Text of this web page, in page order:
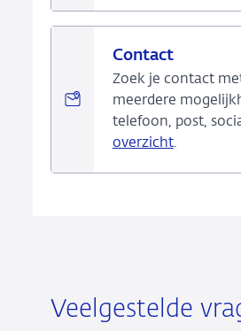
Contact
Zoek je contact
meerdere
telefoon, post,
overzicht.
Veelgestelde